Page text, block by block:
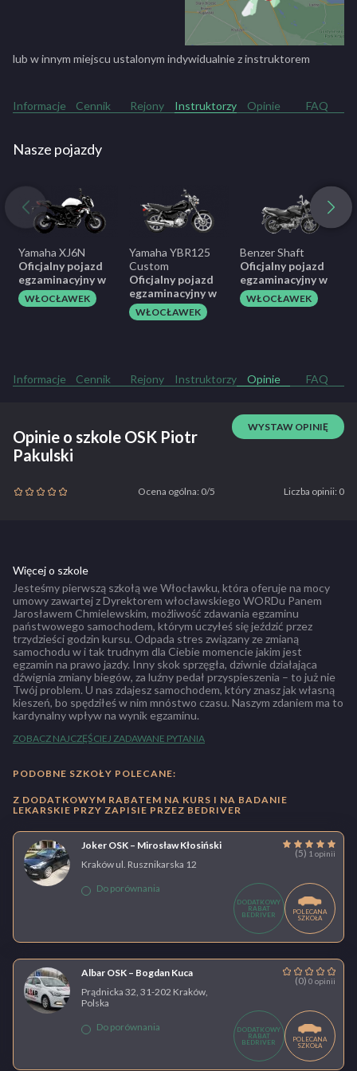
Jesteśmy pierwszą szkołą we Włocławku, umożliwiającą zdawanie
egzaminu państwowego tym samym autem, którym odbywałeś
lub w innym miejscu ustalonym indywidualnie z instruktorem
Informacje Cennik Rejony Instruktorzy Opinie FAQ
Nasze pojazdy
Yamaha XJ6N
Oficjalny pojazd
egzaminacyjny w
WŁOCŁAWEK
Yamaha YBR125
Custom
Oficjalny pojazd
egzaminacyjny w
WŁOCŁAWEK
Benzer Shaft
Oficjalny pojazd
egzaminacyjny w
WŁOCŁAWEK
Informacje Cennik Rejony Instruktorzy Opinie FAQ
Opinie o szkole OSK Piotr
Pakulski
WYSTAW OPINIĘ
Ocena ogólna: 0/5 Liczba opinii: 0
Więcej o szkole
Jesteśmy pierwszą szkołą we Włocławku, która oferuje na mocy
umowy zawartej z Dyrektorem włocławskiego WORDu Panem
Jarosławem Chmielewskim, możliwość zdawania egzaminu
państwowego samochodem, którym uczyłeś się jeździć przez
trzydzieści godzin kursu. Odpada stres związany ze zmianą
samochodu w i tak trudnym dla Ciebie momencie jakim jest
egzamin na prawo jazdy. Inny skok sprzęgła, dziwnie działająca
dźwignia zmiany biegów, za luźny pedał przyspieszenia – to już nie
Twój problem. U nas zdajesz samochodem, który znasz jak własną
kieszeń, bo spędziłeś w nim mnóstwo czasu. Naszym zdaniem ma to
kardynalny wpływ na wynik egzaminu.
ZOBACZ NAJCZĘŚCIEJ ZADAWANE PYTANIA
PODOBNE SZKOŁY POLECANE:
Z DODATKOWYM RABATEM NA KURS I NA BADANIE
LEKARSKIE PRZY ZAPISIE PRZEZ BEDRIVER
Joker OSK – Mirosław Kłosiński
(5) 1 opinii
Kraków ul. Rusznikarska 12
Do porównania
DODATKOWY
RABAT
BEDRIVER
POLECANA
SZKOŁA
Albar OSK – Bogdan Kuca
(0) 0 opinii
Prądnicka 32, 31-202 Kraków,
Polska
Do porównania
DODATKOWY
RABAT
BEDRIVER
POLECANA
SZKOŁA